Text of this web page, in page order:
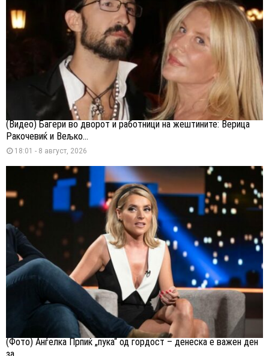
(Видео) Багери во дворот и работници на жештините: Верица
Ракочевиќ и Вељко...
18:01 - 8 август, 2026
(Фото) Анѓелка Прпиќ „пука“ од гордост – денеска е важен ден
за...